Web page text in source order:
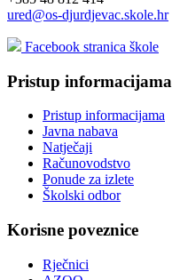
ured@os-djurdjevac.skole.hr
Facebook stranica škole
Pristup informacijama
Pristup informacijama
Javna nabava
Natječaji
Računovodstvo
Ponude za izlete
Školski odbor
Korisne poveznice
Rječnici